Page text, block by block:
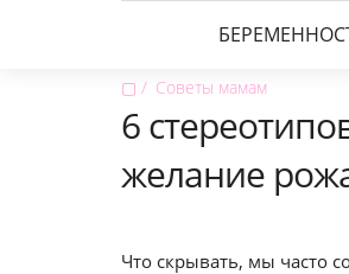
▢ Советы мамам
6
желание
Что скрывать, мы часто